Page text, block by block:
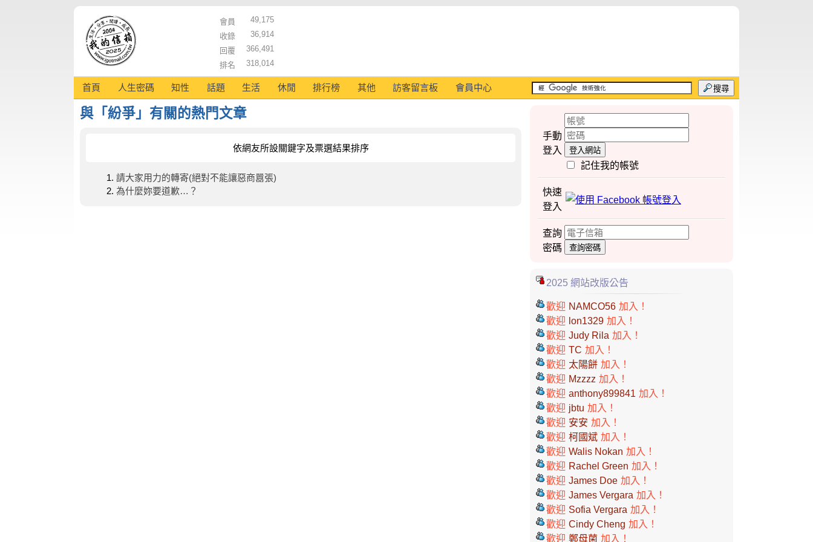
會員
49,175
收錄
36,914
回覆
366,491
排名
318,014
首頁 人生密碼 知性 話題 生活 休閒 排行榜 其他 訪客留言板 會員中心 搜尋
與「紛爭」有關的熱門文章
依網友所設關鍵字及票選結果排序
請大家用力的轉寄(絕對不能讓惡商囂張)
為什麼妳要道歉…？
手動
登入
登入網站
記住我的帳號
快速
登入
查詢
密碼
查詢密碼
2025 網站改版公告
歡迎 NAMCO56 加入！
歡迎 lon1329 加入！
歡迎 Judy Rila 加入！
歡迎 TC 加入！
歡迎 太陽餅 加入！
歡迎 Mzzzz 加入！
歡迎 anthony899841 加入！
歡迎 jbtu 加入！
歡迎 安安 加入！
歡迎 柯國斌 加入！
歡迎 Walis Nokan 加入！
歡迎 Rachel Green 加入！
歡迎 James Doe 加入！
歡迎 James Vergara 加入！
歡迎 Sofia Vergara 加入！
歡迎 Cindy Cheng 加入！
歡迎 鄭母菌 加入！